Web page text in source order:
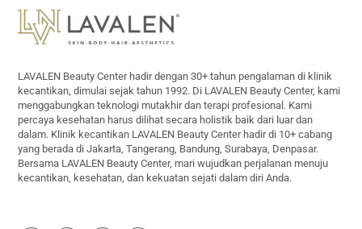
To
Top
LAVALEN Beauty Center hadir dengan 30+ tahun pengalaman di klinik
kecantikan, dimulai sejak tahun 1992. Di LAVALEN Beauty Center, kami
menggabungkan teknologi mutakhir dan terapi profesional. Kami
percaya kesehatan harus dilihat secara holistik baik dari luar dan
dalam. Klinik kecantikan LAVALEN Beauty Center hadir di 10+ cabang
yang berada di Jakarta, Tangerang, Bandung, Surabaya, Denpasar.
Bersama LAVALEN Beauty Center, mari wujudkan perjalanan menuju
kecantikan, kesehatan, dan kekuatan sejati dalam diri Anda.